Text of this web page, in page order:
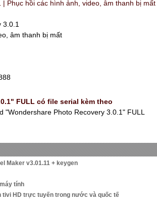
3.0.1
âm thanh bị mất
FULL có file serial kèm theo
"Wondershare Photo Recovery 3.0.1" FULL
Maker v3.01.11 + keygen
tính
tivi HD trực tuyến trong nước và quốc tế